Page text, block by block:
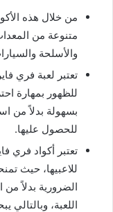
من خلال هذه
متنوعة من
والأسلحة
تعتبر لعبة فري
للظهور بمهارة
بسهولة بدلاً من
للحصول عليها.
تعتبر أكواد فري
للاعبيها، حيث
الضرورية بدلاً من
اللعبة، وبالتالي